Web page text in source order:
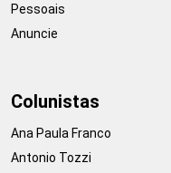
Pessoais
Anuncie
Colunistas
Ana Paula Franco
Antonio Tozzi